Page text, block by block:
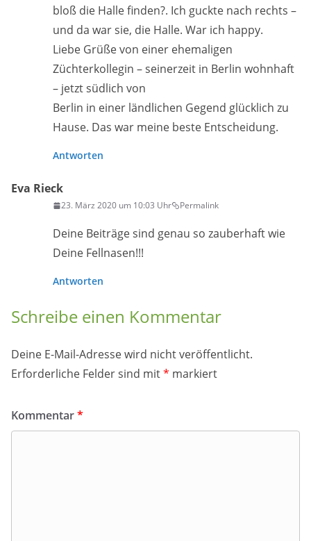
bloß die Halle finden?. Ich guckte nach rechts –
und da war sie, die Halle. War ich happy.
Liebe Grüße von einer ehemaligen
Züchterkollegin – seinerzeit in Berlin wohnhaft
– jetzt südlich von
Berlin in einer ländlichen Gegend glücklich zu
Hause. Das war meine beste Entscheidung.
Antworten
Eva Rieck
23. März 2020 um 10:03 Uhr Permalink
Deine Beiträge sind genau so zauberhaft wie
Deine Fellnasen!!!
Antworten
Schreibe einen Kommentar
Deine E-Mail-Adresse wird nicht veröffentlicht.
Erforderliche Felder sind mit* markiert
Kommentar*